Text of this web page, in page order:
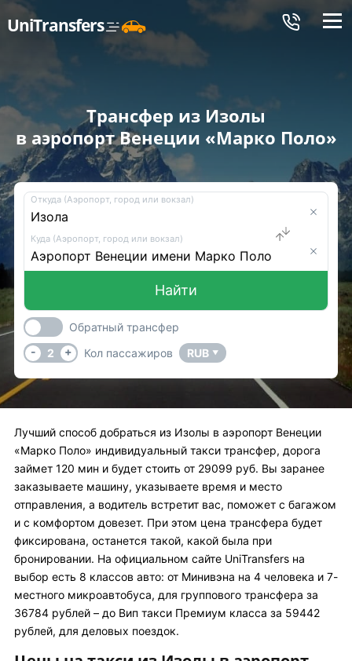
UniTransfers Меню
Трансфер из Изолы
в аэропорт Венеции «Марко Поло»
Откуда (Аэропорт, город или вокзал)
Куда (Аэропорт, город или вокзал)
Найти
Обратный трансфер
-
2 + Кол пассажиров RUB ▼
Лучший способ добраться из Изолы в аэропорт Венеции
«Марко Поло» индивидуальный такси трансфер, дорога
займет 120 мин и будет стоить от 29099 руб. Вы заранее
заказываете машину, указываете время и место
отправления, а водитель встретит вас, поможет с багажом
и с комфортом довезет. При этом цена трансфера будет
фиксирована, останется такой, какой была при
бронировании. На официальном сайте UniTransfers на
выбор есть 8 классов авто: от Минивэна на 4 человека и 7-
местного микроавтобуса, для группового трансфера за
36784 рублей – до Вип такси Премиум класса за 59442
рублей, для деловых поездок.